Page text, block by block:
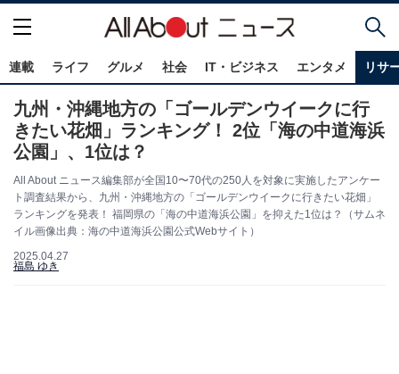
連載 ライフ グルメ 社会 IT・ビジネス エンタメ リサ
九州・沖縄地方の「ゴールデンウイークに行
きたい花畑」ランキング！ 2位「海の中道海浜
公園」、1位は？
All About ニュース編集部が全国10〜70代の250人を対象に実施したアンケー
ト調査結果から、九州・沖縄地方の「ゴールデンウイークに行きたい花畑」
ランキングを発表！ 福岡県の「海の中道海浜公園」を抑えた1位は？（サムネ
イル画像出典：海の中道海浜公園公式Webサイト）
2025.04.27
福島 ゆき